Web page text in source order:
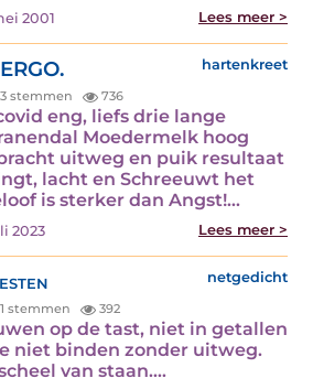
2001 Lees meer >
hartenkreet
stemmen 736
eng, liefs drie lange
Moedermelk hoog
uitweg en puik resultaat
lacht en Schreeuwt het
is sterker dan Angst!…
2023 Lees meer >
netgedicht
stemmen 392
op de tast, niet in getallen
niet binden zonder uitweg.
van staan.…